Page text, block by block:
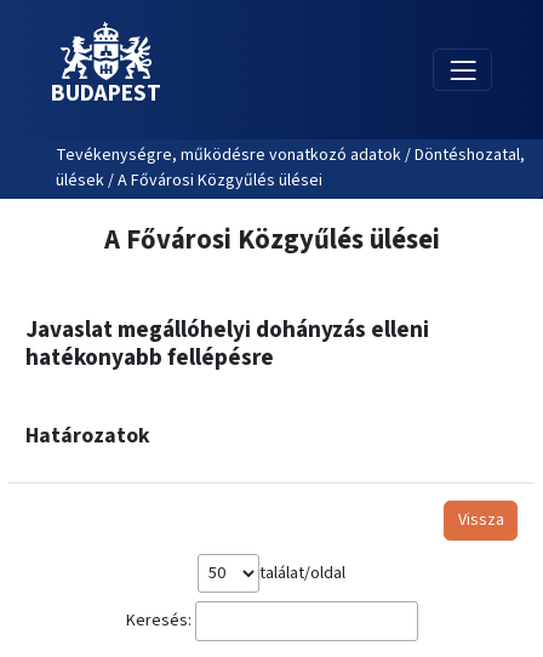
BUDAPEST
Tevékenységre, működésre vonatkozó adatok / Döntéshozatal,
ülések / A Fővárosi Közgyűlés ülései
A Fővárosi Közgyűlés ülései
Javaslat megállóhelyi dohányzás elleni
hatékonyabb fellépésre
Határozatok
Vissza
találat/oldal
Keresés: